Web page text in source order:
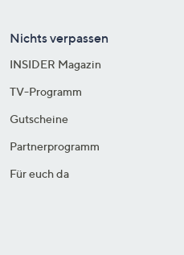
Nichts verpassen
INSIDER Magazin
TV-Programm
Gutscheine
Partnerprogramm
Für euch da